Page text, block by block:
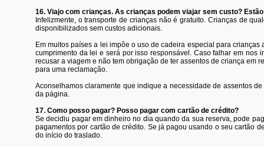
16. Viajo com crianças. As crianças podem viajar sem custo?
Infelizmente, o transporte de crianças não é gratuito. Crianças de
disponibilizados sem custos adicionais.
Em muitos países a lei impõe o uso de cadeira especial para
cumprimento da lei e será por isso responsável. Caso falhar em
recusar a viagem e não tem obrigação de ter assentos de criança em
para uma reclamação.
Aconselhamos claramente que indique a necessidade de assentos
da página.
17. Como posso pagar? Posso pagar com cartão de crédito?
Se decidiu pagar em dinheiro no dia quando da sua reserva, pode
pagamentos por cartão de crédito. Se já pagou usando o seu cartão
do início do traslado.